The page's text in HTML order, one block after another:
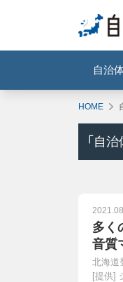
自治
HOME
「 自治
多く
音質
北海道
[提供]